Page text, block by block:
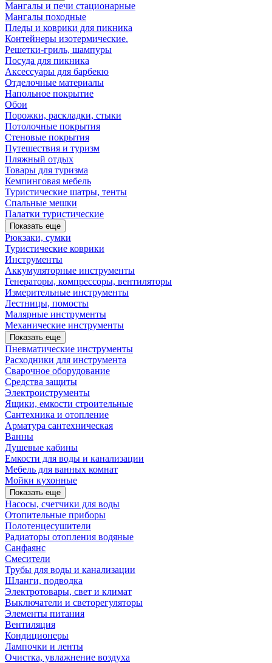
Мангалы и печи стационарные
Мангалы походные
Пледы и коврики для пикника
Контейнеры изотермические.
Решетки-гриль, шампуры
Посуда для пикника
Аксессуары для барбекю
Отделочные материалы
Напольное покрытие
Обои
Порожки, раскладки, стыки
Потолочные покрытия
Стеновые покрытия
Путешествия и туризм
Пляжный отдых
Товары для туризма
Кемпинговая мебель
Туристические шатры, тенты
Спальные мешки
Палатки туристические
Показать еще
Рюкзаки, сумки
Туристические коврики
Инструменты
Аккумуляторные инструменты
Генераторы, компрессоры, вентиляторы
Измерительные инструменты
Лестницы, помосты
Малярные инструменты
Механические инструменты
Показать еще
Пневматические инструменты
Расходники для инструмента
Сварочное оборудование
Средства защиты
Электроиструменты
Ящики, емкости строительные
Сантехника и отопление
Арматура сантехническая
Ванны
Душевые кабины
Емкости для воды и канализации
Мебель для ванных комнат
Мойки кухонные
Показать еще
Насосы, счетчики для воды
Отопительные приборы
Полотенцесушители
Радиаторы отопления водяные
Санфаянс
Смесители
Трубы для воды и канализации
Шланги, подводка
Электротовары, свет и климат
Выключатели и светорегуляторы
Элементы питания
Вентиляция
Кондиционеры
Лампочки и ленты
Очистка, увлажнение воздуха